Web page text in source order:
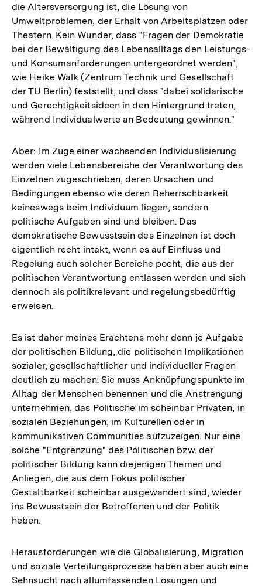
die Altersversorgung ist, die Lösung von
Umweltproblemen, der Erhalt von Arbeitsplätzen oder
Theatern. Kein Wunder, dass "Fragen der Demokratie
bei der Bewältigung des Lebensalltags den Leistungs-
und Konsumanforderungen untergeordnet werden",
wie Heike Walk (Zentrum Technik und Gesellschaft
der TU Berlin) feststellt, und dass "dabei solidarische
und Gerechtigkeitsideen in den Hintergrund treten,
während Individualwerte an Bedeutung gewinnen."
Aber: Im Zuge einer wachsenden Individualisierung
werden viele Lebensbereiche der Verantwortung des
Einzelnen zugeschrieben, deren Ursachen und
Bedingungen ebenso wie deren Beherrschbarkeit
keineswegs beim Individuum liegen, sondern
politische Aufgaben sind und bleiben. Das
demokratische Bewusstsein des Einzelnen ist doch
eigentlich recht intakt, wenn es auf Einfluss und
Regelung auch solcher Bereiche pocht, die aus der
politischen Verantwortung entlassen werden und sich
dennoch als politikrelevant und regelungsbedürftig
erweisen.
Es ist daher meines Erachtens mehr denn je Aufgabe
der politischen Bildung, die politischen Implikationen
sozialer, gesellschaftlicher und individueller Fragen
deutlich zu machen. Sie muss Anknüpfungspunkte im
Alltag der Menschen benennen und die Anstrengung
unternehmen, das Politische im scheinbar Privaten, in
sozialen Beziehungen, im Kulturellen oder in
kommunikativen Communities aufzuzeigen. Nur eine
solche "Entgrenzung" des Politischen bzw. der
politischer Bildung kann diejenigen Themen und
Anliegen, die aus dem Fokus politischer
Gestaltbarkeit scheinbar ausgewandert sind, wieder
ins Bewusstsein der Betroffenen und der Politik
heben.
Herausforderungen wie die Globalisierung, Migration
und soziale Verteilungsprozesse haben aber auch eine
Sehnsucht nach allumfassenden Lösungen und